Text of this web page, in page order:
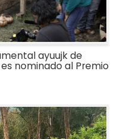
ayuujk de
nominado al Premio